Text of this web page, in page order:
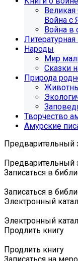
Великая
Война с
Война в
Народы
Мир
Сказки
Природа
Творчество
Амурские
Предварительный
Предварительный
Записаться в
Записаться в
Электронный
Электронный
Продлить книгу
Продлить книгу